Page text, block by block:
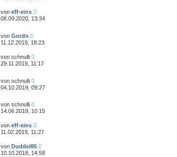
von eff-eins
08.09.2020, 13:34
von Gordo
11.12.2019, 18:23
von schnulli
29.11.2019, 11:17
von schnulli
04.10.2019, 09:27
von schnulli
14.06.2019, 10:15
von eff-eins
11.02.2019, 11:27
von Duddel85
10.10.2018, 14:58